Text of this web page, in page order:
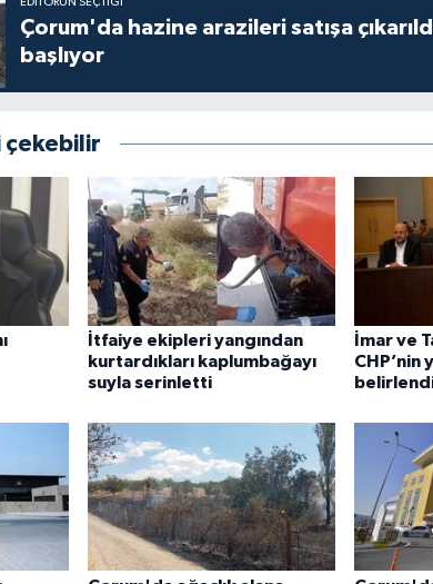
Çorum'da hazine arazileri satışa
başlıyor
çekebilir
İtfaiye ekipleri yangından
kurtardıkları kaplumbağayı
suyla serinletti
İmar ve
CHP’nin